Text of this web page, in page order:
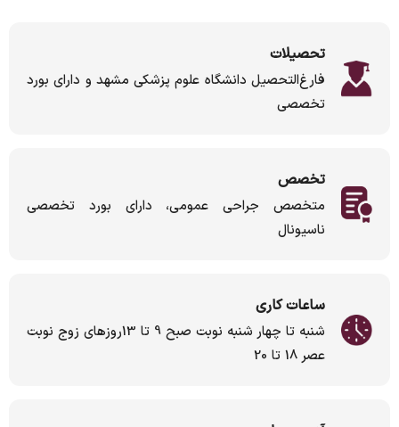
تحصیلات
فارغ‌التحصیل دانشگاه علوم پزشکی مشهد و دارای بورد
تخصصی
تخصص
متخصص جراحی عمومی، دارای بورد تخصصی
ناسیونال
ساعات کاری
شنبه تا چهار شنبه نوبت صبح 9 تا 13روزهای زوج نوبت
عصر 18 تا 20